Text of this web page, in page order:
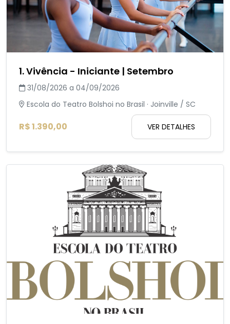
1. Vivência - Iniciante | Setembro
31/08/2026 a 04/09/2026
Escola do Teatro Bolshoi no Brasil · Joinville / SC
R$ 1.390,00 VER DETALHES